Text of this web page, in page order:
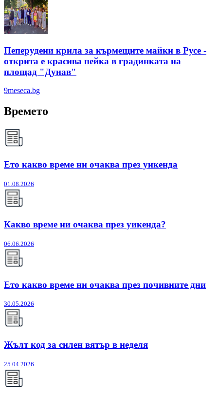
Пеперудени крила за кърмещите майки в Русе -
открита е красива пейка в градинката на
площад "Дунав"
9meseca.bg
Времето
Ето какво време ни очаква през уикенда
01.08.2026
Какво време ни очаква през уикенда?
06.06.2026
Ето какво време ни очаква през почивните дни
30.05.2026
Жълт код за силен вятър в неделя
25.04.2026